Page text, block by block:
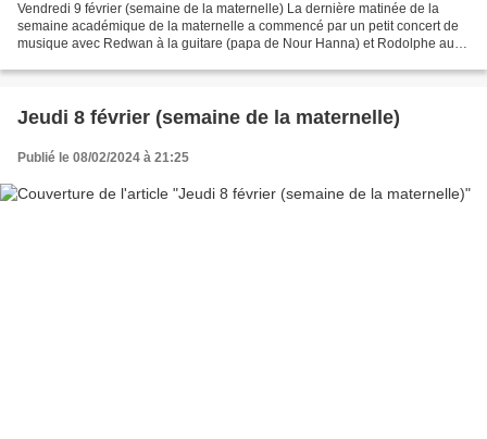
Vendredi 9 février (semaine de la maternelle) La dernière matinée de la
semaine académique de la maternelle a commencé par un petit concert de
musique avec Redwan à la guitare (papa de Nour Hanna) et Rodolphe au
Jeudi 8 février (semaine de la maternelle)
Publié le 08/02/2024 à 21:25